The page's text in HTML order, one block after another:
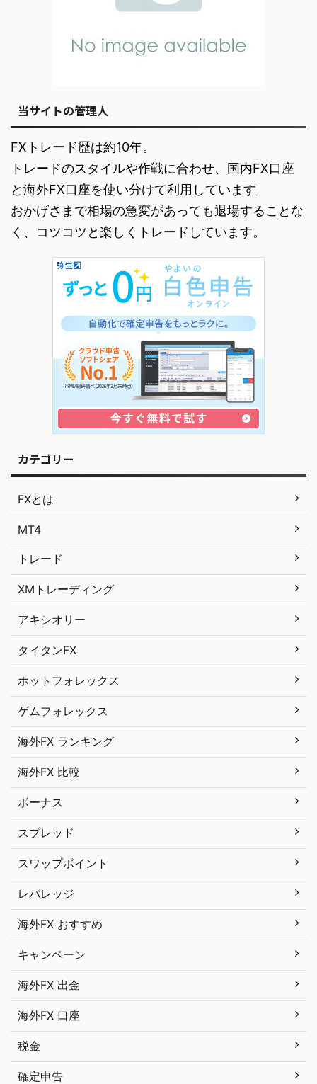
当サイトの管理人
FXトレード歴は約10年。
トレードのスタイルや作戦に合わせ、国内FX口座
と海外FX口座を使い分けて利用しています。
おかげさまで相場の急変があっても退場することな
く、コツコツと楽しくトレードしています。
カテゴリー
FXとは
MT4
トレード
XMトレーディング
アキシオリー
タイタンFX
ホットフォレックス
ゲムフォレックス
海外FX ランキング
海外FX 比較
ボーナス
スプレッド
スワップポイント
レバレッジ
海外FX おすすめ
キャンペーン
海外FX 出金
海外FX 口座
税金
確定申告